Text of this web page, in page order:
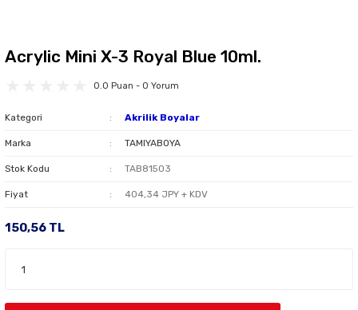
Acrylic Mini X-3 Royal Blue 10ml.
0.0 Puan - 0 Yorum
Kategori Akrilik Boyalar
Marka TAMIYABOYA
Stok Kodu TAB81503
Fiyat 404,34 JPY + KDV
150,56 TL